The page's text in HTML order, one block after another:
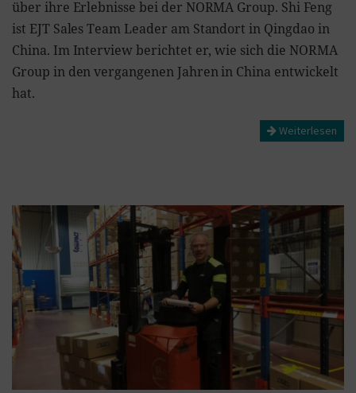
über ihre Erlebnisse bei der NORMA Group. Shi Feng
ist EJT Sales Team Leader am Standort in Qingdao in
China. Im Interview berichtet er, wie sich die NORMA
Group in den vergangenen Jahren in China entwickelt
hat.
Weiterlesen